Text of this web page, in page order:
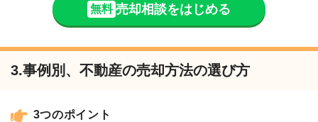
無料 売却相談をはじめる
3.事例別、不動産の売却方法の選び方
3つのポイント